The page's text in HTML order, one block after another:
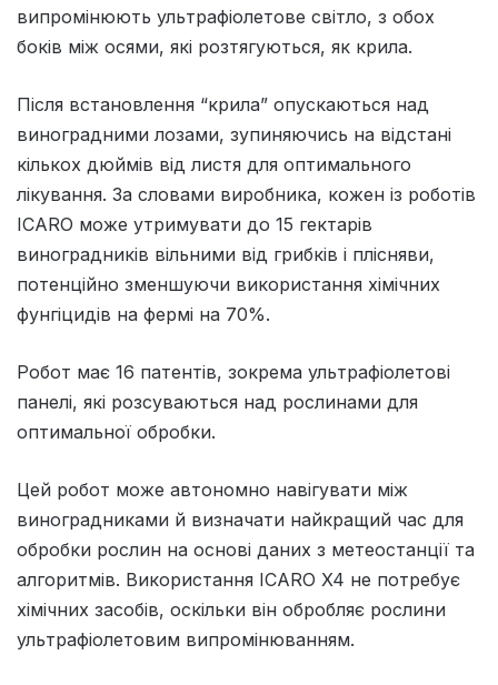
випромінюють ультрафіолетове світло, з обох
боків між осями, які розтягуються, як крила.
Після встановлення “крила” опускаються над
виноградними лозами, зупиняючись на відстані
кількох дюймів від листя для оптимального
лікування. За словами виробника, кожен із роботів
ICARO може утримувати до 15 гектарів
виноградників вільними від грибків і плісняви,
потенційно зменшуючи використання хімічних
фунгіцидів на фермі на 70%.
Робот має 16 патентів, зокрема ультрафіолетові
панелі, які розсуваються над рослинами для
оптимальної обробки.
Цей робот може автономно навігувати між
виноградниками й визначати найкращий час для
обробки рослин на основі даних з метеостанції та
алгоритмів. Використання ICARO X4 не потребує
хімічних засобів, оскільки він обробляє рослини
ультрафіолетовим випромінюванням.